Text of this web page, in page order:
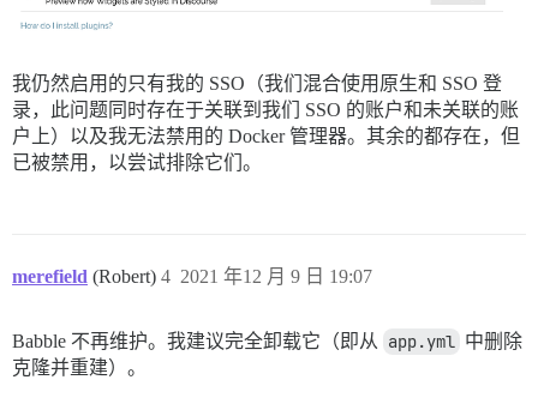
我仍然启用的只有我的 SSO（我们混合使用原生和 SSO 登
录，此问题同时存在于关联到我们 SSO 的账户和未关联的账
户上）以及我无法禁用的 Docker 管理器。其余的都存在，但
已被禁用，以尝试排除它们。
merefield (Robert) 2021 年12 月 9 日 19:07
4
Babble 不再维护。我建议完全卸载它（即从 app.yml 中删除
克隆并重建）。